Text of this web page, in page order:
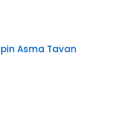
Asma Tavan